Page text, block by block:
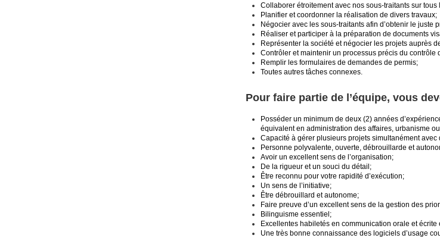
Collaborer étroitement avec nos sous-traitants sur
Planifier et coordonner la réalisation de divers travaux;
Négocier avec les sous-traitants afin d’obtenir le juste
Réaliser et participer à la préparation de documents
Représenter la société et négocier les projets auprès
Contrôler et maintenir un processus précis du contrôle
Remplir les formulaires de demandes de permis;
Toutes autres tâches connexes.
Pour faire partie de l’équipe, vous
Posséder un minimum de deux (2) années
équivalent en administration des affaires, urbanisme
Capacité à gérer plusieurs projets simultanément
Personne polyvalente, ouverte, débrouillarde et
Avoir un excellent sens de l’organisation;
De la rigueur et un souci du détail;
Être reconnu pour votre rapidité d’exécution;
Un sens de l’initiative;
Être débrouillard et autonome;
Faire preuve d’un excellent sens de la gestion des
Bilinguisme essentiel;
Excellentes habiletés en communication orale et écrite
Une très bonne connaissance des logiciels d’usage